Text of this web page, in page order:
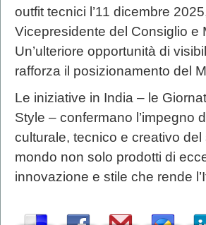
outfit tecnici l’11 dicembre
Vicepresidente del Consiglio e
Un’ulteriore opportunità di
rafforza il posizionamento del
Le iniziative in India – le
Style – confermano l’impegno
culturale, tecnico e creativo
mondo non solo prodotti di
innovazione e stile che rende